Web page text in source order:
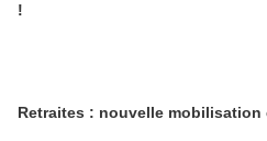
!
Retraites : nouvelle mobilisation